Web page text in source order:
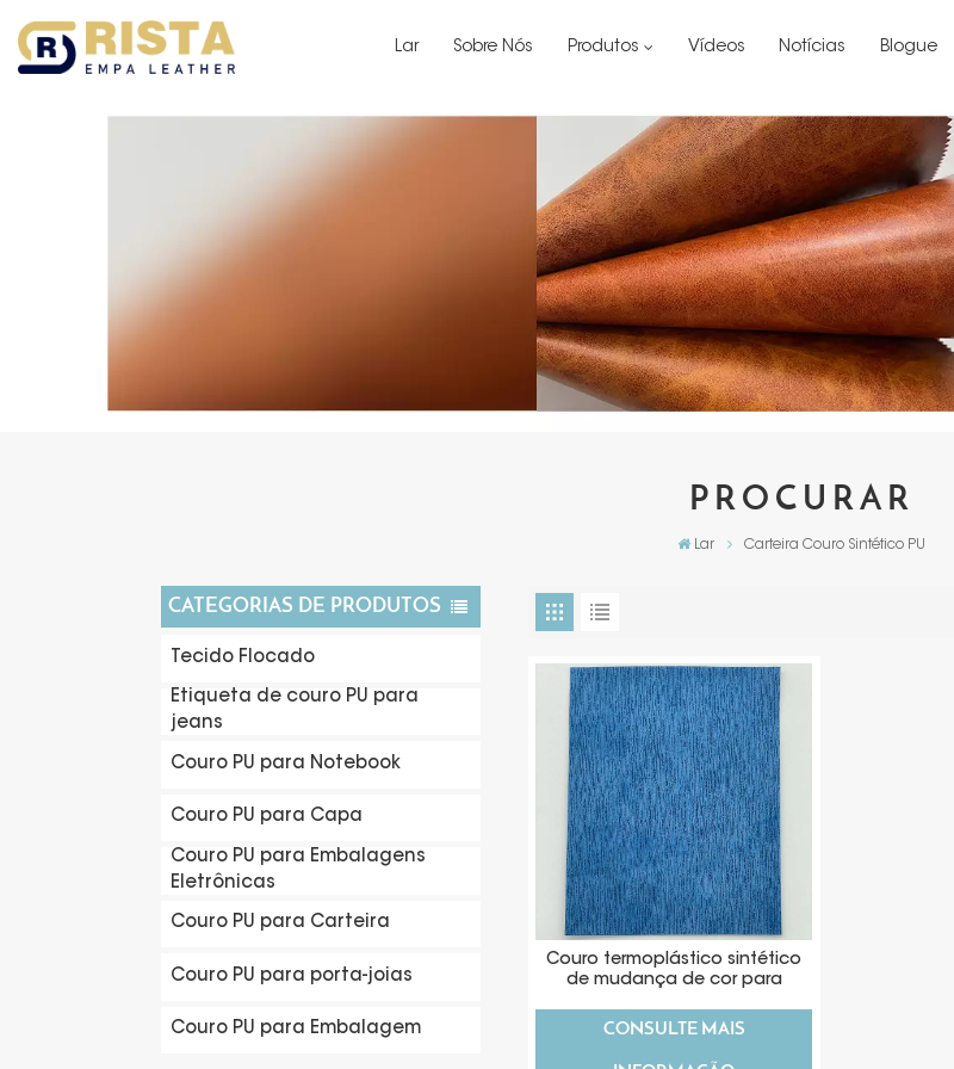
Lar Sobre Nós Produtos Vídeos Notícias Blogue
PROCURAR
Lar Carteira Couro Sintético PU
CATEGORIAS DE PRODUTOS
Tecido Flocado
Etiqueta de couro PU para
jeans
Couro PU para Notebook
Couro PU para Capa
Couro PU para Embalagens
Eletrônicas
Couro PU para Carteira
Couro PU para porta-joias
Couro PU para Embalagem
Couro termoplástico sintético
de mudança de cor para
CONSULTE MAIS